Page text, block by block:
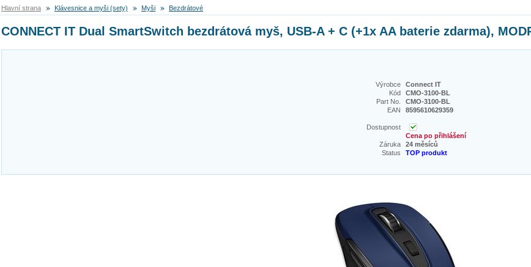
Hlavní strana Klávesnice a myši (sety) Myši Bezdrátové
CONNECT IT Dual SmartSwitch bezdrátová myš, USB-A + C (+1x AA baterie zdarma),
Výrobce
Connect IT
Kód
CMO-3100-BL
Part No.
CMO-3100-BL
EAN
8595610629359
Dostupnost
Cena po přihlášení
Záruka
24 měsíců
Status
TOP produkt